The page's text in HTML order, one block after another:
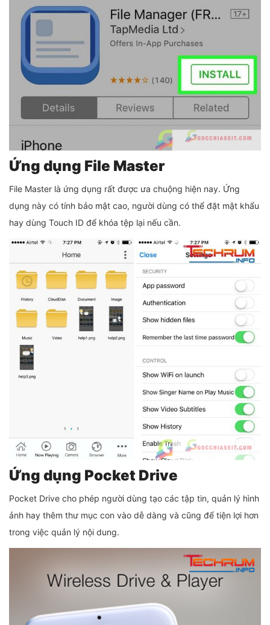
Ứng dụng File Master
File Master là ứng dụng rất được ưa chuộng hiện nay. Ứng
dụng này có tính bảo mật cao, người dùng có thể đặt mật khẩu
hay dùng Touch ID để khóa tệp lại nếu cần.
Ứng dụng Pocket Drive
Pocket Drive cho phép người dùng tạo các tập tin, quản lý hình
ảnh hay thêm thư mục con vào dễ dàng và cũng để tiện lợi hơn
trong việc quản lý nội dung.